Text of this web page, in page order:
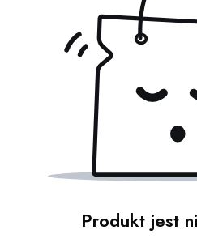
Produkt jest